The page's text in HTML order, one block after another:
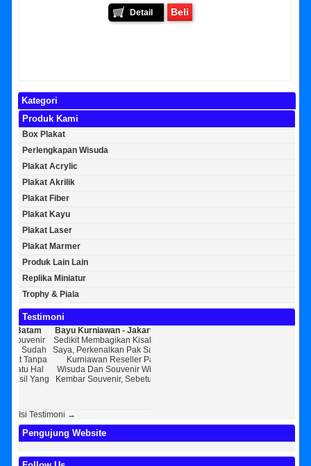
Detail
Beli
Kategori
Produk Kami
Box Plakat
Perlengkapan Wisuda
Plakat Acrylic
Plakat Akrilik
Plakat Fiber
Plakat Kayu
Plakat Laser
Plakat Marmer
Produk Lain Lain
Replika Miniatur
Trophy & Piala
Testimoni
Bayu Kurniawan - Jakarta Pusat
Sedikit Membagikan Kisah Sukses
Saya, Perkenalkan Pak Saya Bayu
Kurniawan Reseller Patung
Wisuda Dan Souvenir Wisuda Di
Kembar Souvenir, Sebetulnya S...
Isi Testimoni →
Pengujung Website